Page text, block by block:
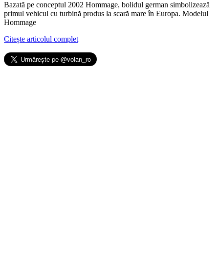
Bazată pe conceptul 2002 Hommage, bolidul german simbolizează
primul vehicul cu turbină produs la scară mare în Europa. Modelul
Hommage
Citește articolul complet